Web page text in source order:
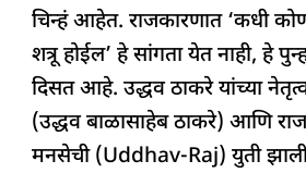
चिन्हं आहेत. राजकारणात ‘कधी
शत्रू होईल’ हे सांगता येत नाही, हे
दिसत आहे. उद्धव ठाकरे यांच्या
(उद्धव बाळासाहेब ठाकरे) आणि
मनसेची (Uddhav-Raj) युती